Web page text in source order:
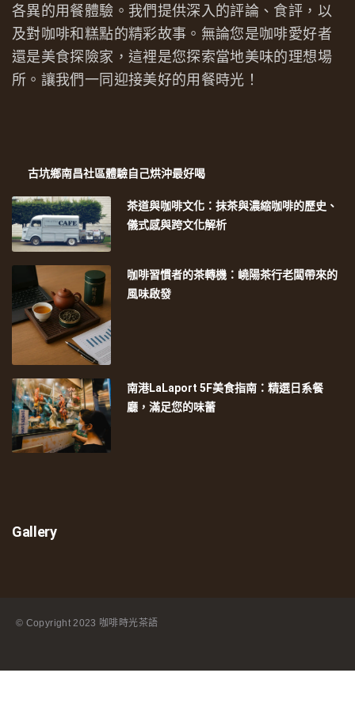
各異的用餐體驗。我們提供深入的評論、食評，以
及對咖啡和糕點的精彩故事。無論您是咖啡愛好者
還是美食探險家，這裡是您探索當地美味的理想場
所。讓我們一同迎接美好的用餐時光！
古坑鄉南昌社區體驗自己烘沖最好喝
茶道與咖啡文化：抹茶與濃縮咖啡的歷史、
儀式感與跨文化解析
咖啡習慣者的茶轉機：嶢陽茶行老闆帶來的
風味啟發
南港LaLaport 5F美食指南：精選日系餐
廳，滿足您的味蕾
Gallery
© Copyright 2023 咖啡時光茶語